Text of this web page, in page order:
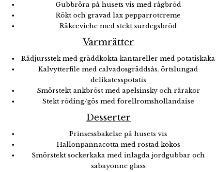
Gubbröra på husets vis med rågbröd
Rökt och gravad lax pepparrotcreme
Räkceviche med stekt surdegsbröd
Varmrätter
Rådjursstek med gräddkokta kantareller med potatiskaka
Kalvytterfile med calvadosgräddsås, örtslungad
delikatesspotatis
Smörstekt ankbröst med apelsinsky och rårakor
Stekt röding/gös med forellromshollandaise
Desserter
Prinsessbakelse på husets vis
Hallonpannacotta med rostad kokos
Smörstekt sockerkaka med inlagda jordgubbar och
sabayonne glass